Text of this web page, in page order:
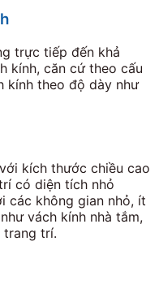
trực tiếp đến khả
kính, căn cứ theo cấu
kính theo độ dày như
kích thước chiều cao
có diện tích nhỏ
các không gian nhỏ, ít
vách kính nhà tắm,
trang trí.